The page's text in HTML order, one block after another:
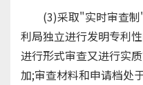
(3)采取"实时审查制"
利局独立进行发明专利
进行形式审查又进行实
加;审查材料和申请档处